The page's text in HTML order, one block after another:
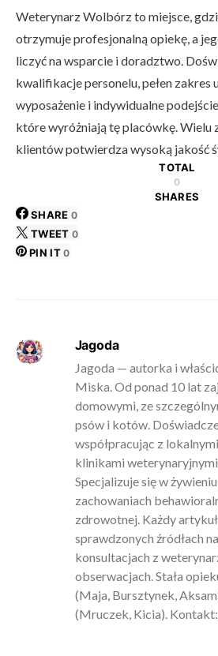
Weterynarz Wolbórz to miejsce,
otrzymuje profesjonalną opiekę, a
liczyć na wsparcie i doradztwo.
kwalifikacje personelu, pełen zakres
wyposażenie i indywidualne
które wyróżniają tę placówkę. Wielu
klientów potwierdza wysoką jakość
TOTAL
0
SHARES
SHARE 0
TWEET 0
PIN IT 0
Jagoda
Jagoda — autorka i
Miska. Od ponad 10 lat
domowymi, ze
psów i kotów.
współpracując z
klinikami
Specjalizuje się w
zachowaniach
zdrowotnej. Każdy
sprawdzonych źródłach
konsultacjach z
obserwacjach. Stała
(Maja, Bursztynek,
(Mruczek, Kicia). Kontakt: